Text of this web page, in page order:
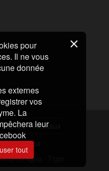
Coupe
Amicaux
15:54
en ligne
pour
Il ne vous
donnée
externes
vos
La
leur
tout